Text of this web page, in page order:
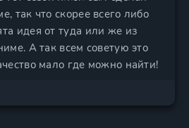
так что скорее всего либо
идея от туда или же из
А так всем советую это
мало где можно найти!